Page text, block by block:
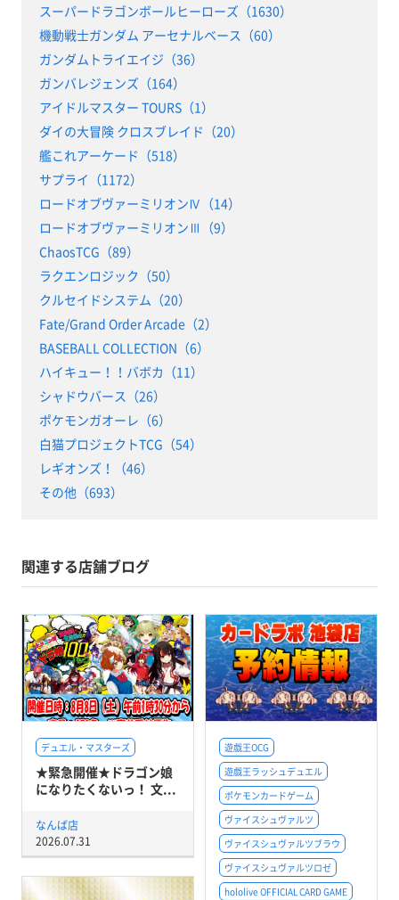
スーパードラゴンボールヒーローズ（1630）
機動戦士ガンダム アーセナルベース（60）
ガンダムトライエイジ（36）
ガンバレジェンズ（164）
アイドルマスター TOURS（1）
ダイの大冒険 クロスブレイド（20）
艦これアーケード（518）
サプライ（1172）
ロードオブヴァーミリオンⅣ（14）
ロードオブヴァーミリオンⅢ（9）
ChaosTCG（89）
ラクエンロジック（50）
クルセイドシステム（20）
Fate/Grand Order Arcade（2）
BASEBALL COLLECTION（6）
ハイキュー！！バボカ（11）
シャドウバース（26）
ポケモンガオーレ（6）
白猫プロジェクトTCG（54）
レギオンズ！（46）
その他（693）
関連する店舗ブログ
デュエル・マスターズ
★緊急開催★ドラゴン娘
になりたくないっ！ 文...
なんば店
2026.07.31
遊戯王OCG
遊戯王ラッシュデュエル
ポケモンカードゲーム
ヴァイスシュヴァルツ
ヴァイスシュヴァルツブラウ
ヴァイスシュヴァルツロゼ
hololive OFFICIAL CARD GAME